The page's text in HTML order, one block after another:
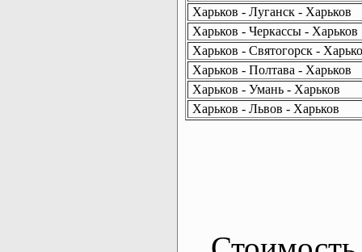
Харьков - Луганск - Харьков
Харьков - Черкассы - Харьков
Харьков - Святогорск -
Харьков - Полтава - Харьков
Харьков - Умань - Харьков
Харьков - Львов - Харьков